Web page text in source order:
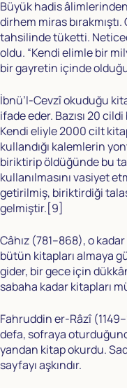
Büyük hadis âlimlerinden
dirhem miras
tahsilinde tüketti.
oldu. “Kendi elimle bir
bir gayretin içinde
İbnü’l-Cevzî okuduğu
ifade eder. Bazısı 20
Kendi eliyle 2000 cilt
kullandığı kalemlerin
biriktirip öldüğünde bu
kullanılmasını vasiyet
getirilmiş, biriktirdiği
gelmiştir.[9]
Câhız (781–868), o
bütün kitapları almaya
gider, bir gece için
sabaha kadar kitapları
Fahruddin er-Râzî
defa, sofraya
yandan kitap okurdu.
sayfayı aşkındır.